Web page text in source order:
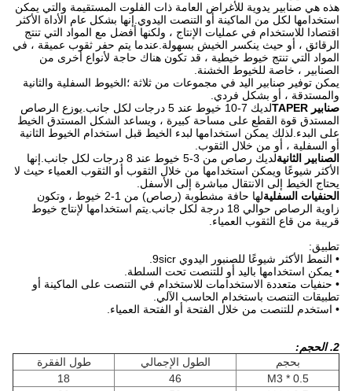
هذه هي صنابير يدوية للأغراض العامة ذات الفلوت المستقيمة والتي يمكن
استخدامها لكل من الماكينة أو التنصت اليدوي.إنها بشكل عام الأداة الأكثر
اقتصادا للاستخدام في عمليات الإنتاج ، ولكنها أفضل مع المواد التي تنتج
الرقائق ، أو حيث ينكسر الخيش بسهولة.عندما يتم حفر ثقوب عميقة ، في
المواد التي تنتج خيوط خيطية ، قد تكون هناك حاجة لأنواع أخرى من
الصنابير ، خاصة للخيوط الخشنة.
يمكن توفير صنابير اليد في مجموعات من ثلاثة ؛الخيوط السفلية والثانية
والمستدقة ، أو بشكل فردي.
صنابير TAPER
لديك 7-10 خيوط عند 5 درجات لكل جانب.يوزع الرصاص
المستدق قوة القطع على مساحة كبيرة ، ويساعد الشكل المستدق الخيط
على البدء.لذلك يمكن استخدامها لبدء الخيط قبل استخدام الخيوط الثانية
أو السفلية ، أو من خلال الثقوب.
الصنابير الثانية
لديك رصاص من 3-5 خيوط عند 8 درجات لكل جانب.إنها
الأكثر شيوعًا ويمكن استخدامها من خلال الثقوب أو الثقوب العمياء حيث لا
يحتاج الخيط إلى الانتقال مباشرة إلى الأسفل.
الحنفيات السفلية
لها حافة مشطوبة (رصاص) من 1-2 خيوط ، وتكون
زاوية الرصاص حوالي 18 درجة لكل جانب.يتم استخدامها لإنتاج خيوط
قريبة من قاع الثقوب العمياء.
تطبيق:
• النمط الأكثر شيوعًا للصنبور اليدوي 9sicr.
• يمكن استخدامها باليد أو للتنصت تحت السلطة.
• حنفيات متعددة الاستخدامات للاستخدام في التنصت على الماكينة أو
تطبيقات التنصت باستخدام الحاسب الآلي.
• استخدم للتنصت من خلال الفتحة أو الفتحة العمياء.
2. الحجم:
بحجم
الطول الإجمالي
طول الفقرة
M3 * 0.5
46
18